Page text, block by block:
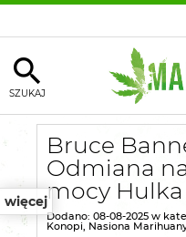
SZUKAJ
więcej
Bruce
Odmiana
mocy Hulka
Dodano: 08-08-2025 w
Konopi, Nasiona